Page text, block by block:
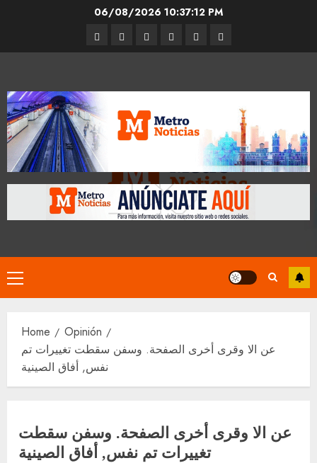
06/08/2026 10:37:13 PM
Entrevistas
Espectáculos
Movilidad
Metro
CDMX
CulturaOpinión
Primary
Menu
Home
Opinión
عن الا وقرى أخرى الصفحة. وسفن سقطت تغييرات تم
نفس, أفاق الصينية
عن الا وقرى أخرى الصفحة. وسفن سقطت
تغييرات تم نفس, أفاق الصينية